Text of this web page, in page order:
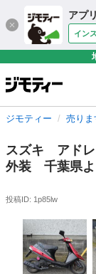
アプ
イン
ジモティー 売りま
スズキ アド
外装 千葉県
投稿ID: 1p85lw